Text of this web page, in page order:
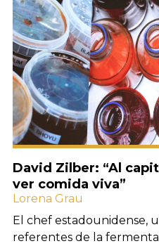
David Zilber: “Al
ver comida viva”
Lorena Grau
El chef estadounidense,
referentes de la